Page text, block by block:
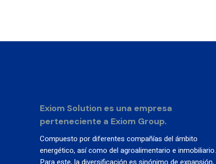
Exiom Solution es una empresa
perteneciente a Exiom Group.
Compuesto por diferentes compañías del ámbito
energético, así como del agroalimentario e inmobiliario.